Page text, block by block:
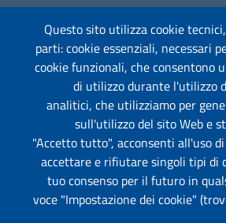
Amministrazione Trasparente
Segnalazione Illeciti(whistleblowing)
Albo on-line
Piè di pagina
Useful links section
Questo sito utilizza cookie
parti: cookie essenziali, necessari
cookie funzionali, che consentono
di utilizzo durante l'utilizzo
analitici, che utilizziamo per
sull'utilizzo del sito Web e
"Accetto tutto", acconsenti all'uso
accettare e rifiutare singoli tipi di
tuo consenso per il futuro in
voce "Impostazione dei cookie"